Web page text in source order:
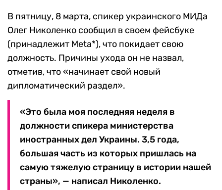
В пятницу, 8 марта, спикер украинского МИДа
Олег Николенко сообщил в своем фейсбуке
(принадлежит Meta*), что покидает свою
должность. Причины ухода он не назвал,
отметив, что «начинает свой новый
дипломатический раздел».
«Это была моя последняя неделя в
должности спикера министерства
иностранных дел Украины. 3,5 года,
большая часть из которых пришлась на
самую тяжелую страницу в истории нашей
страны», — написал Николенко.